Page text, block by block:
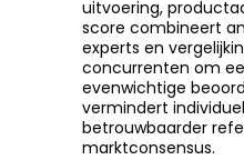
uitvoering,
score combineert
experts en
concurrenten om
evenwichtige
vermindert
betrouwbaarder
marktconsensus.